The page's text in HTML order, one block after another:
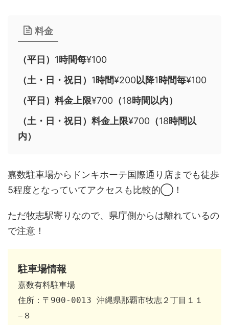
料金
（平日） 1時間每¥100
（土・日・祝日） 1時間¥200以降1時間毎¥100
（平日）料金上限¥700 （18時間以内）
（土・日・祝日）料金上限¥700 （18時間以
内）
嘉数駐車場からドンキホーテ国際通り店までも徒歩
5程度となっていてアクセスも比較的◯！
ただ牧志駅寄りなので、県庁側からは離れているの
で注意！
駐車場情報
嘉数有料駐車場
住所：〒900-0013 沖縄県那覇市牧志２丁目１１
−８